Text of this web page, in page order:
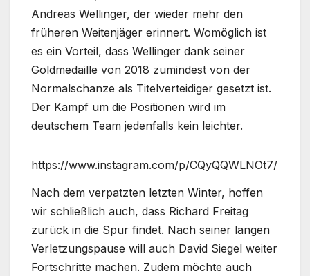
Andreas Wellinger, der wieder mehr den
früheren Weitenjäger erinnert. Womöglich ist
es ein Vorteil, dass Wellinger dank seiner
Goldmedaille von 2018 zumindest von der
Normalschanze als Titelverteidiger gesetzt ist.
Der Kampf um die Positionen wird im
deutschem Team jedenfalls kein leichter.
https://www.instagram.com/p/CQyQQWLNOt7/
Nach dem verpatzten letzten Winter, hoffen
wir schließlich auch, dass Richard Freitag
zurück in die Spur findet. Nach seiner langen
Verletzungspause will auch David Siegel weiter
Fortschritte machen. Zudem möchte auch